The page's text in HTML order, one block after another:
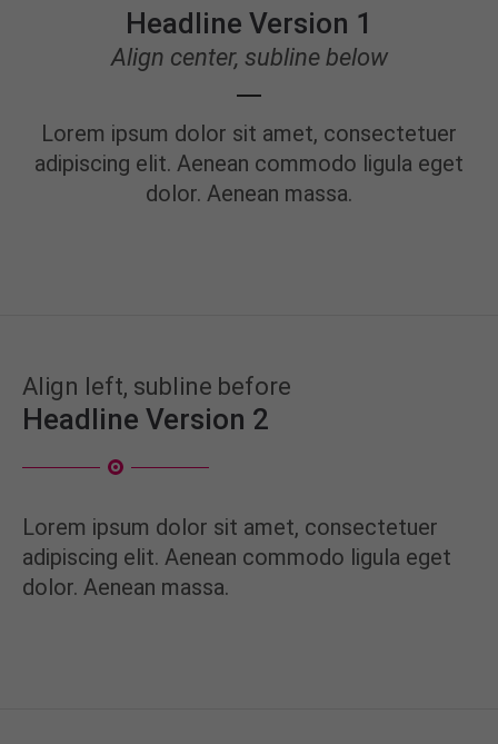
+44 1234 567 890
Drop us a line
About us
Lorem ipsum dolor sit amet, consectetuer
Headline Version 1
Align center, subline below
Lorem ipsum dolor sit amet, consectetuer
adipiscing elit. Aenean commodo ligula eget
dolor. Aenean massa.
Align left, subline before
Headline Version 2
Lorem ipsum dolor sit amet, consectetuer
adipiscing elit. Aenean commodo ligula eget
dolor. Aenean massa.